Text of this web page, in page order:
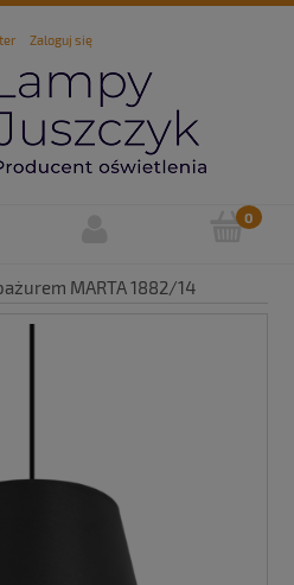
Zaloguj się
MARTA 1882/14